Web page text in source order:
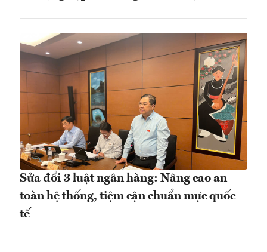
Sửa đổi 3 luật ngân hàng: Nâng cao an
toàn hệ thống, tiệm cận chuẩn mực quốc
tế